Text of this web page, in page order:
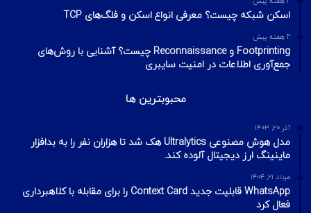
اسکن شبکه چیست؟ معرفی انواع اسکن و فلگ‌های TCP
2 هفته پیش
Footprinting و Reconnaissance چیست؟ آشنایی با روش‌های
جمع‌آوری اطلاعات در امنیت سایبری
محبوبترین ها
آذر ۲۰, ۱۴۰۳
مدل هوش مصنوعی Ultralytics هک شد تا هزاران نفر را به بدافزار
ماینینگ ارز دیجیتال آلوده کند.
مرداد ۲۱, ۱۴۰۴
WhatsApp قابلیت جدید Context Card را برای مقابله با کلاهبرداری
فعال کرد